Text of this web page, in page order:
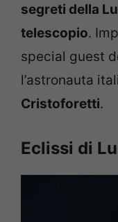
segreti della
telescopio.
special guest
l’astronauta
Cristoforetti.
Eclissi di